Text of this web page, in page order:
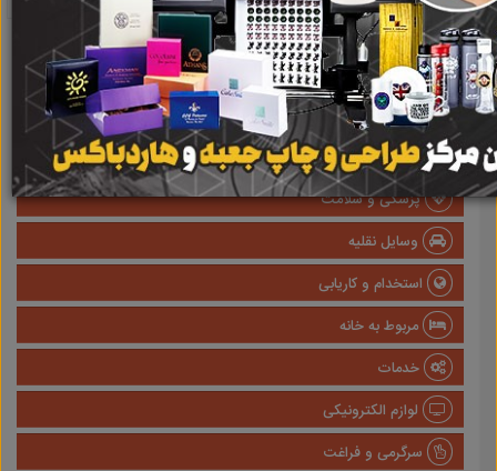
گروه ها
املاک
صنعتی
پزشکی و سلامت
وسایل نقلیه
استخدام و کاریابی
مربوط به خانه
خدمات
لوازم الکترونیکی
سرگرمی و فراغت